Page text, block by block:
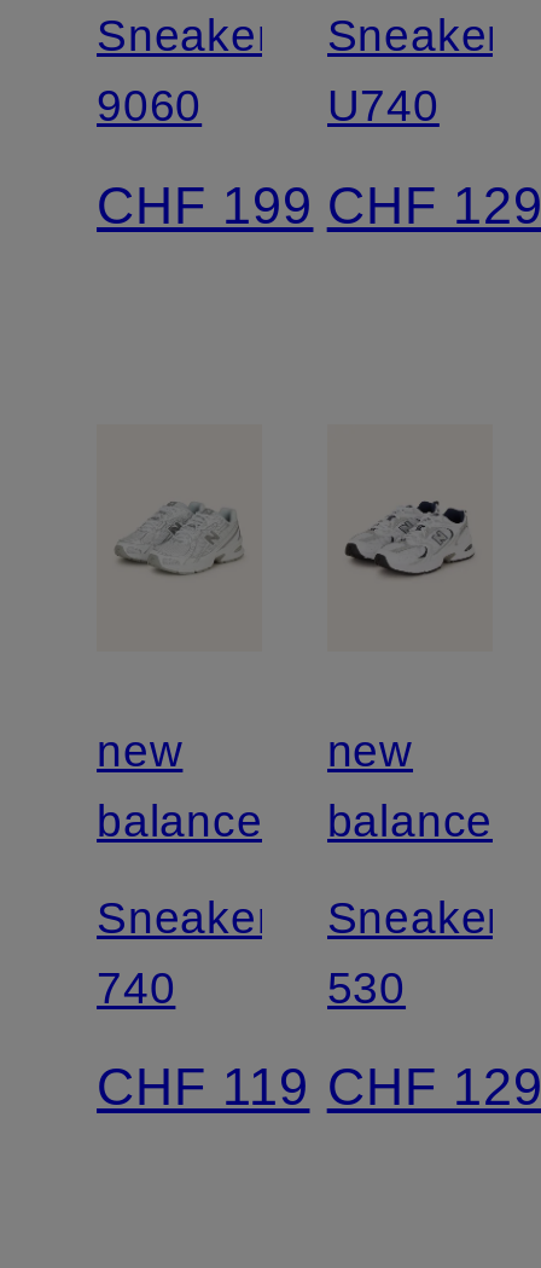
Sneaker
9060
CHF 199
Sneaker
U740
CHF
new
balance
Sneaker
740
CHF 119
new
balance
Sneaker
530
CHF